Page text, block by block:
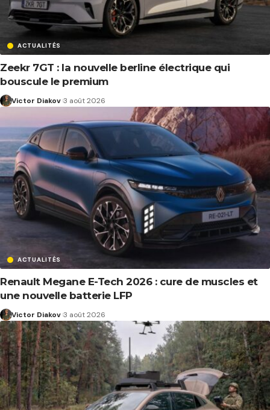
ACTUALITÉS
Zeekr 7GT : la nouvelle berline électrique qui
bouscule le premium
Victor Diakov 3 août 2026
ACTUALITÉS
Renault Megane E-Tech 2026 : cure de muscles et
une nouvelle batterie LFP
Victor Diakov 3 août 2026